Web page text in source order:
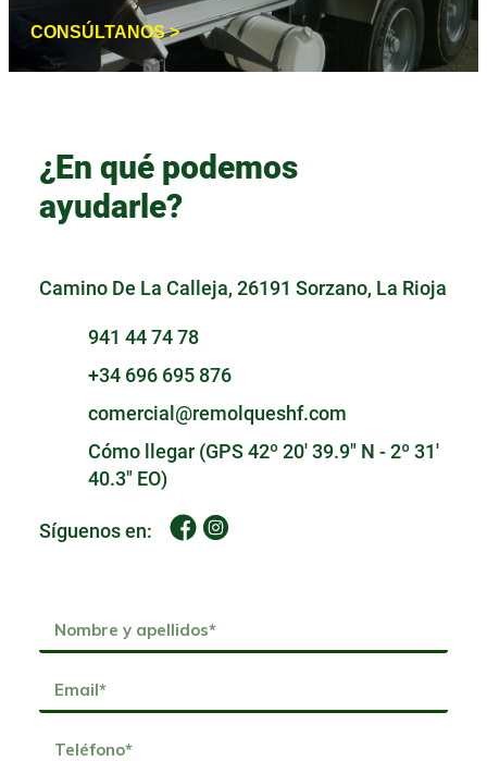
CONSÚLTANOS >
¿En qué podemos
ayudarle?
Camino De La Calleja, 26191 Sorzano, La Rioja
941 44 74 78
+34 696 695 876
comercial@remolqueshf.com
Cómo llegar (GPS 42º 20' 39.9" N - 2º 31'
40.3" EO)
Síguenos en: